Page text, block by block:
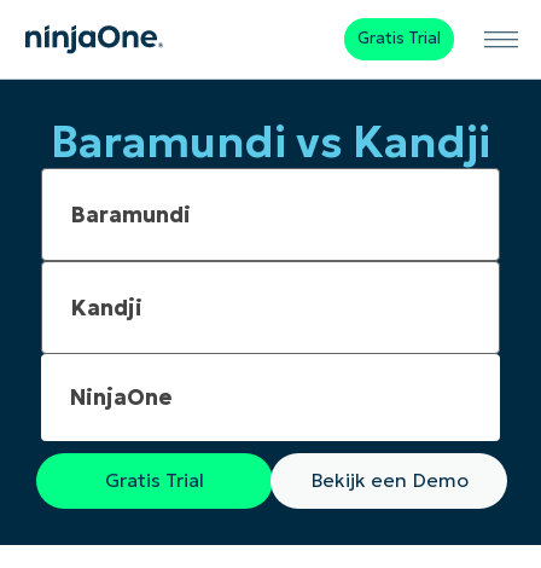
Gratis Trial
Baramundi vs Kandji
NinjaOne
Gratis Trial Bekijk een Demo